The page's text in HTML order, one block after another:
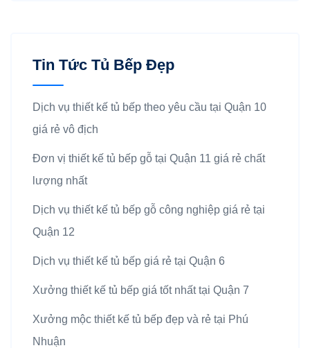
Tin Tức Tủ Bếp Đẹp
Dịch vụ thiết kế tủ bếp theo yêu cầu tại Quận 10
giá rẻ vô địch
Đơn vị thiết kế tủ bếp gỗ tại Quận 11 giá rẻ chất
lượng nhất
Dịch vụ thiết kế tủ bếp gỗ công nghiệp giá rẻ tại
Quận 12
Dịch vụ thiết kế tủ bếp giá rẻ tại Quận 6
Xưởng thiết kế tủ bếp giá tốt nhất tại Quận 7
Xưởng mộc thiết kế tủ bếp đẹp và rẻ tại Phú
Nhuận